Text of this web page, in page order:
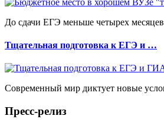
До сдачи ЕГЭ меньше четырех
Тщательная подготовка к ЕГЭ и …
Современный мир диктует новые
Пресс-релиз